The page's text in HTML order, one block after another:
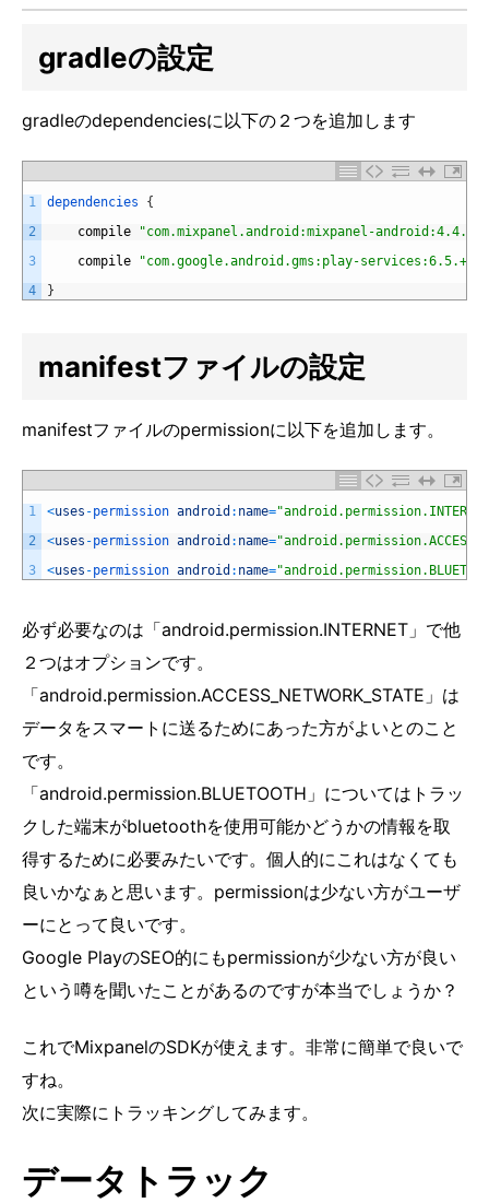
gradleの設定
gradleのdependenciesに以下の２つを追加します
1
2
3
4
dependencies
{
compile
"com.mixpanel.android:mixpanel-
compile
"com.google.android.gms:play-services:6.5.+"
}
manifestファイルの設定
manifestファイルのpermissionに以下を追加します。
1
2
3
<uses -permission android : name=
<uses -permission android : name=
<uses -permission android : name=
必ず必要なのは「android.permission.INTERNET」で他
２つはオプションです。
「android.permission.ACCESS_NETWORK_STATE」は
データをスマートに送るためにあった方がよいとのこと
です。
「android.permission.BLUETOOTH」についてはトラッ
クした端末がbluetoothを使用可能かどうかの情報を取
得するために必要みたいです。個人的にこれはなくても
良いかなぁと思います。permissionは少ない方がユーザ
ーにとって良いです。
Google PlayのSEO的にもpermissionが少ない方が良い
という噂を聞いたことがあるのですが本当でしょうか？
これでMixpanelのSDKが使えます。非常に簡単で良いで
すね。
次に実際にトラッキングしてみます。
データトラック